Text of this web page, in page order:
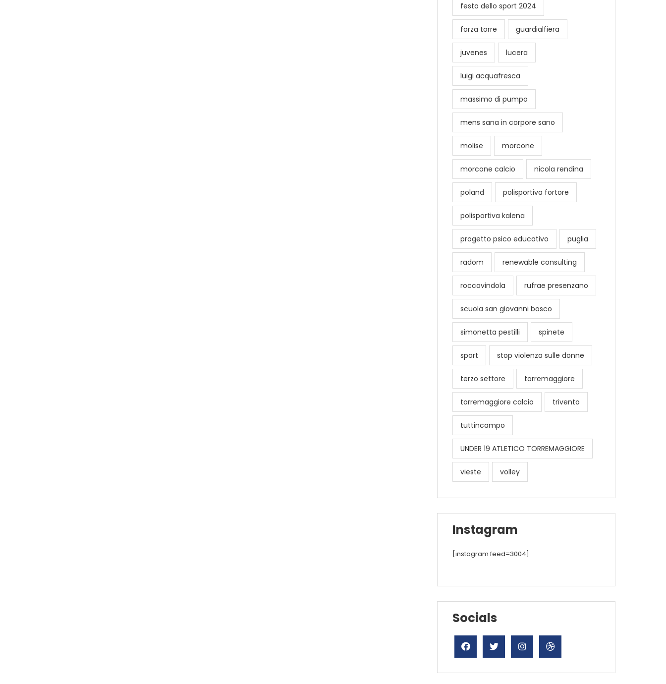
festa dello sport 2024
forza torre guardialfiera
juvenes lucera
luigi acquafresca
massimo di pumpo
mens sana in corpore sano
molise morcone
morcone calcio nicola rendina
poland polisportiva fortore
polisportiva kalena
progetto psico educativo puglia
radom renewable consulting
roccavindola rufrae presenzano
scuola san giovanni bosco
simonetta pestilli spinete
sport stop violenza sulle donne
terzo settore torremaggiore
torremaggiore calcio trivento
tuttincampo
UNDER 19 ATLETICO TORREMAGGIORE
vieste volley
Instagram
[instagram feed=3004]
Socials